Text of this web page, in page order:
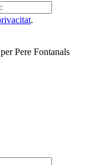
.
Pere Fontanals